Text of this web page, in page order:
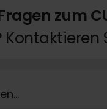
zum
Kontaktieren